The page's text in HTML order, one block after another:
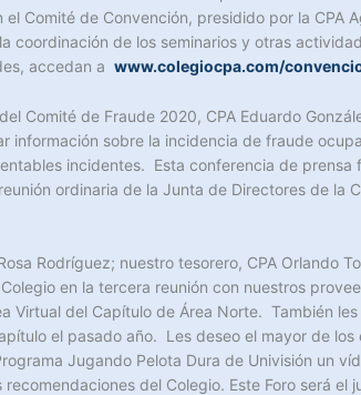
de Convención, presidido por la CPA
de los seminarios y otras
accedan a www.colegiocpa.com/
Comité de Fraude 2020, CPA Eduardo
sobre la incidencia de fraude
incidentes. Esta conferencia de prensa
ordinaria de la Junta de Directores de la
Rodríguez; nuestro tesorero, CPA Orlando
en la tercera reunión con nuestros
del Capítulo de Área Norte. También
el pasado año. Les deseo el mayor de
Jugando Pelota Dura de Univisión un
recomendaciones del Colegio. Este Foro será